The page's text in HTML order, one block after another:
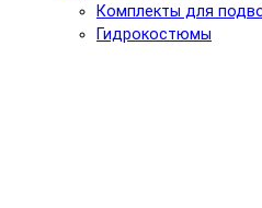
Комплекты для
Гидрокостюмы